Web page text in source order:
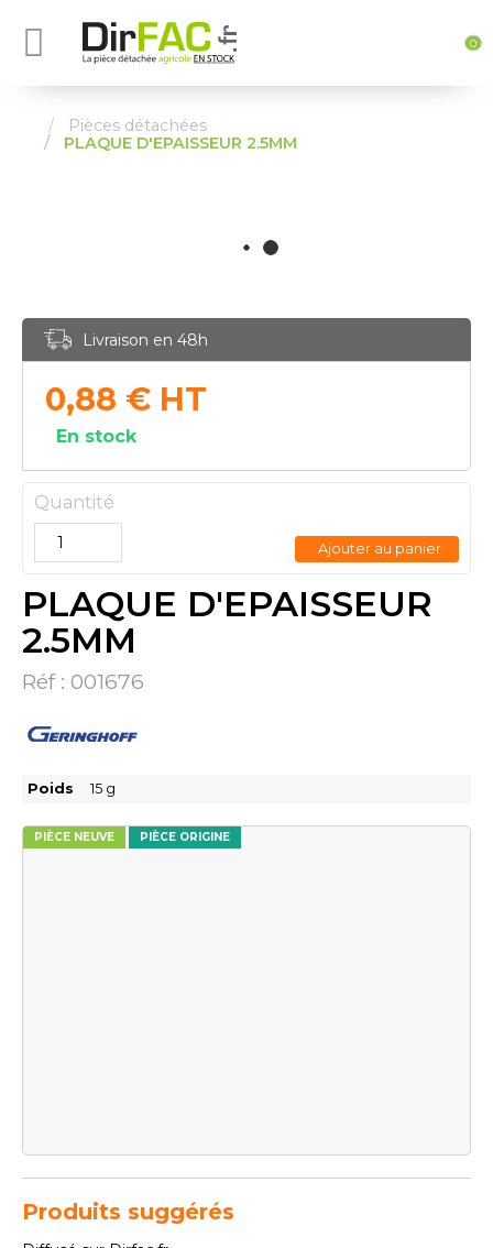
0
Pièces détachées
PLAQUE D'EPAISSEUR 2.5MM
PIÈCE NEUVE PIÈCE ORIGINE
PLAQUE D'EPAISSEUR
2.5MM
Réf : 001676
Poids 15 g
Livraison en 48h
0,88 € HT
En stock
Quantité
Ajouter au panier
Produits suggérés